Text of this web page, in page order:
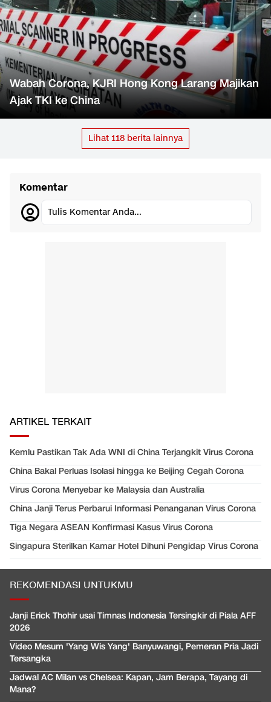
Wabah Corona, KJRI Hong Kong Larang Majikan
Ajak TKI ke China
Lihat 118 berita lainnya
Komentar
Tulis Komentar Anda...
ARTIKEL TERKAIT
Kemlu Pastikan Tak Ada WNI di China Terjangkit Virus Corona
China Bakal Perluas Isolasi hingga ke Beijing Cegah Corona
Virus Corona Menyebar ke Malaysia dan Australia
China Janji Terus Perbarui Informasi Penanganan Virus Corona
Tiga Negara ASEAN Konfirmasi Kasus Virus Corona
Singapura Sterilkan Kamar Hotel Dihuni Pengidap Virus Corona
REKOMENDASI UNTUKMU
Janji Erick Thohir usai Timnas Indonesia Tersingkir di Piala AFF
2026
Video Mesum 'Yang Wis Yang' Banyuwangi, Pemeran Pria Jadi
Tersangka
Jadwal AC Milan vs Chelsea: Kapan, Jam Berapa, Tayang di
Mana?